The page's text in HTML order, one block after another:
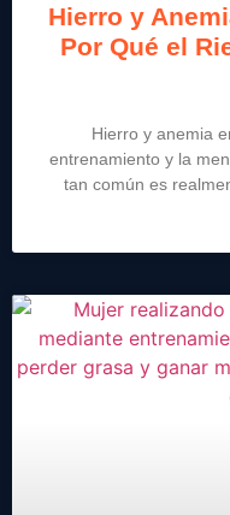
Hierro y
Por Qué el
Hierro y anemia
entrenamiento y la
tan común es